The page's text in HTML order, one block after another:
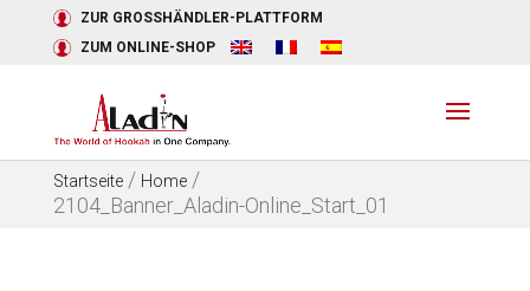
ZUR GROSSHÄNDLER-PLATTFORM
ZUM ONLINE-SHOP
Startseite/ Home/
2104_Banner_Aladin-Online_Start_01